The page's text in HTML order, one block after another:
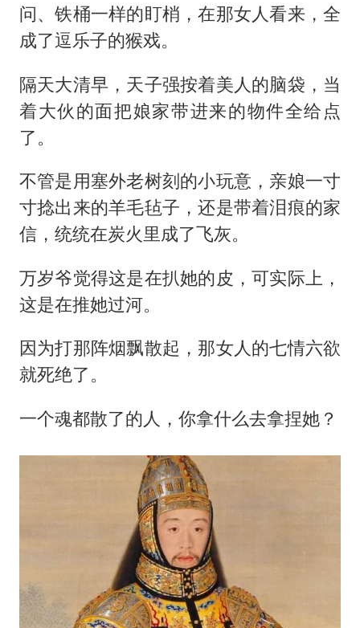
问、铁桶一样的盯梢，在那女人看来，全
成了逗乐子的猴戏。
隔天大清早，天子强按着美人的脑袋，当
着大伙的面把娘家带进来的物件全给点
了。
不管是用塞外老树刻的小玩意，亲娘一寸
寸捻出来的羊毛毡子，还是带着泪痕的家
信，统统在炭火里成了飞灰。
万岁爷觉得这是在扒她的皮，可实际上，
这是在推她过河。
因为打那阵烟飘散起，那女人的七情六欲
就死绝了。
一个魂都散了的人，你拿什么去拿捏她？